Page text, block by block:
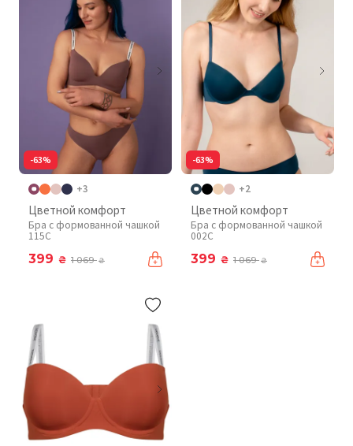
-63%
+3
Цветной комфорт
Бра с формованной чашкой
115C
399 ₴ 1 069₴
-63%
+2
Цветной комфорт
Бра с формованной чашкой
002C
399 ₴ 1 069₴